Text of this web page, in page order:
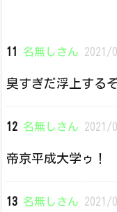
11 名無しさん 2021/
臭すぎだ浮上する
12 名無しさん 2021/
帝京平成大学ゥ！
13 名無しさん 2021/